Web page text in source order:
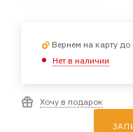
Вернем на карту
Нет в наличии
Хочу в подарок